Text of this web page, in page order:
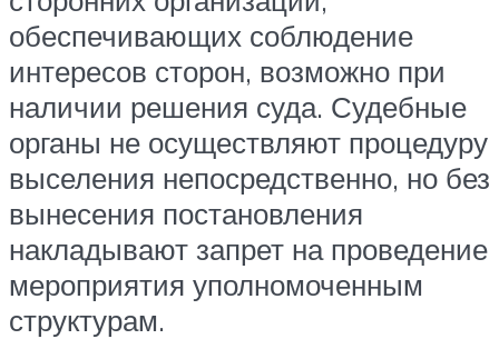
обеспечивающих соблюдение
интересов сторон, возможно при
наличии решения суда. Судебные
органы не осуществляют процедуру
выселения непосредственно, но без
вынесения постановления
накладывают запрет на проведение
мероприятия уполномоченным
структурам.